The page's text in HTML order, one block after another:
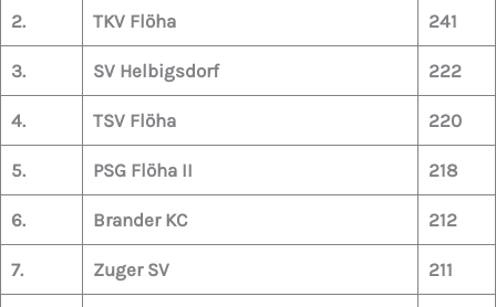
2. TKV Flöha 241
3. SV Helbigsdorf 222
4. TSV Flöha 220
5. PSG Flöha II 218
6. Brander KC 212
7. Zuger SV 211